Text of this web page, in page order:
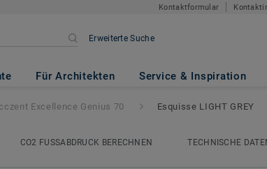
Kontaktformular
Erweiterte Suche
Für Architekten Service & Inspiration
70 - Esquisse LIGHT
Excellence Genius 70 Esquisse LIGHT GREY
CO2 FUSSABDRUCK BERECHNEN
TECHNISCHE